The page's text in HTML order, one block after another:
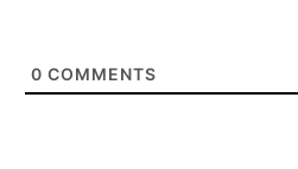
0 COMMENTS